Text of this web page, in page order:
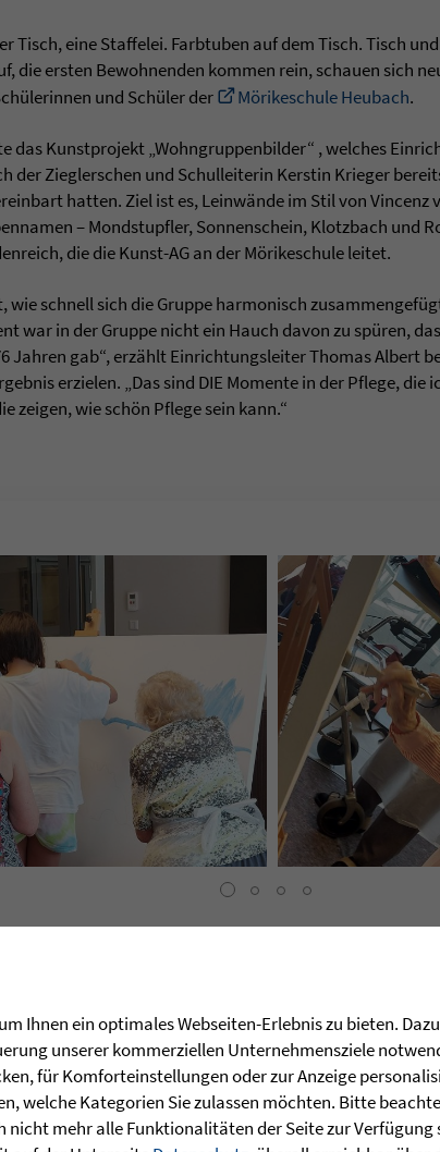
Tisch, eine Staffelei. Farbtuben auf dem Tisch. Tisch
die ersten Bewohnenden kommen rein, schauen sich
und Schüler der
Mörikeschule Heubach.
das Kunstprojekt „Wohngruppenbilder“ , welches
der Zieglerschen und Schulleiterin Kerstin Krieger
hatten. Ziel ist es, Leinwände im Stil von Vincenz
– Mondstupfler, Sonnenschein, Klotzbach und
die die Kunst-AG an der Mörikeschule leitet.
wie schnell sich die Gruppe harmonisch
war in der Gruppe nicht ein Hauch davon zu spüren,
Jahren gab“, erzählt Einrichtungsleiter Thomas Albert
erzielen. „Das sind DIE Momente in der Pflege,
zeigen, wie schön Pflege sein kann.“
Ihnen ein optimales Webseiten-Erlebnis zu bieten.
unserer kommerziellen Unternehmensziele
für Komforteinstellungen oder zur Anzeige
welche Kategorien Sie zulassen möchten. Bitte
mehr alle Funktionalitäten der Seite zur Verfügung